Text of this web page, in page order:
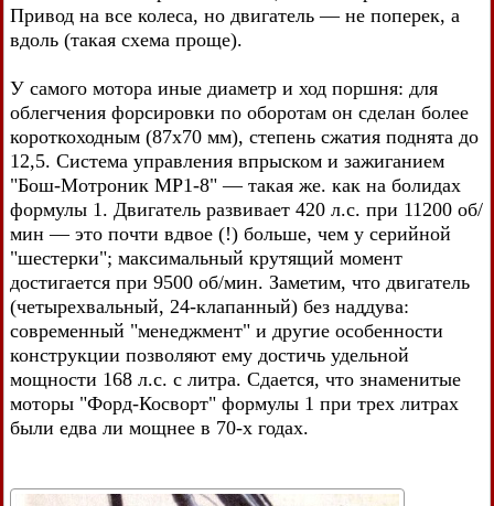
Привод на все колеса, но двигатель — не поперек, а
вдоль (такая схема проще).
У самого мотора иные диаметр и ход поршня: для
облегчения форсировки по оборотам он сделан более
короткоходным (87x70 мм), степень сжатия поднята до
12,5. Система управления впрыском и зажиганием
"Бош-Мотроник МР1-8" — такая же. как на болидах
формулы 1. Двигатель развивает 420 л.с. при 11200 об/
мин — это почти вдвое (!) больше, чем у серийной
"шестерки"; максимальный крутящий момент
достигается при 9500 об/мин. Заметим, что двигатель
(четырехвальный, 24-клапанный) без наддува:
современный "менеджмент" и другие особенности
конструкции позволяют ему достичь удельной
мощности 168 л.с. с литра. Сдается, что знаменитые
моторы "Форд-Косворт" формулы 1 при трех литрах
были едва ли мощнее в 70-х годах.